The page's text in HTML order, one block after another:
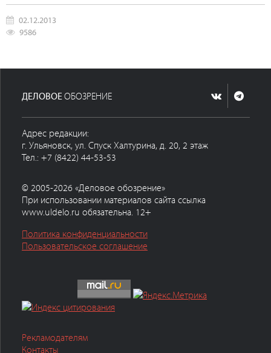
02.12.2013
9586
ДЕЛОВОЕ ОБОЗРЕНИЕ
Адрес редакции:
г. Ульяновск, ул. Спуск Халтурина, д. 20, 2 этаж
Тел.: +7 (8422) 44-53-53
© 2005-2026 «Деловое обозрение»
При использовании материалов сайта ссылка
www.uldelo.ru обязательна. 12+
Политика конфиденциальности
Пользовательское соглашение
Рекламодателям
Контакты